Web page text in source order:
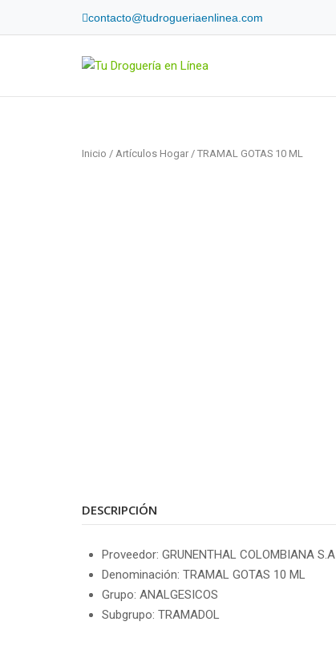
contacto@tudrogueriaenlinea.com
Home
Inicio / Artículos Hogar / TRAMAL GOTAS 10 ML
DESCRIPCIÓN
Proveedor: GRUNENTHAL COLOMBIANA S.A
Denominación: TRAMAL GOTAS 10 ML
Grupo: ANALGESICOS
Subgrupo: TRAMADOL